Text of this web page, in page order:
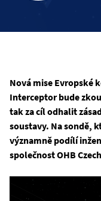
Nová mise Evropské
Interceptor bude
tak za cíl odhalit
soustavy. Na sondě,
významně podílí
společnost OHB